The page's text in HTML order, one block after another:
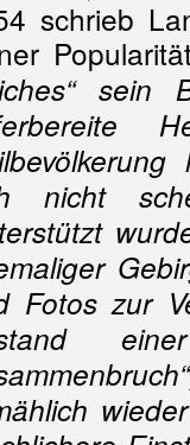
schrieb
sein
nicht
Fotos zur